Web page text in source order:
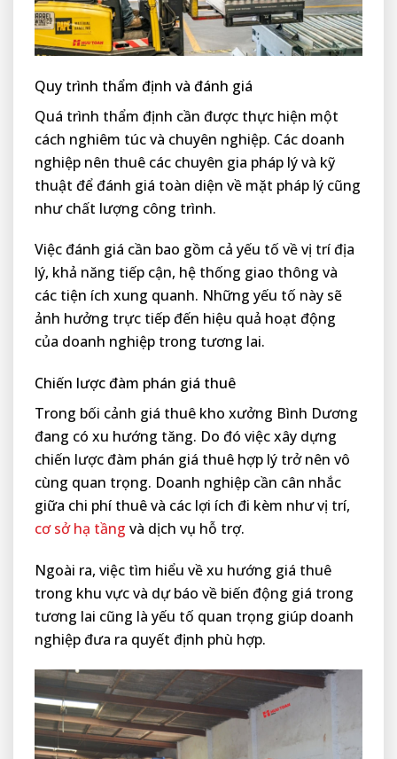
Quy trình thẩm định và đánh giá
Quá trình thẩm định cần được thực hiện một
cách nghiêm túc và chuyên nghiệp. Các doanh
nghiệp nên thuê các chuyên gia pháp lý và kỹ
thuật để đánh giá toàn diện về mặt pháp lý cũng
như chất lượng công trình.
Việc đánh giá cần bao gồm cả yếu tố về vị trí địa
lý, khả năng tiếp cận, hệ thống giao thông và
các tiện ích xung quanh. Những yếu tố này sẽ
ảnh hưởng trực tiếp đến hiệu quả hoạt động
của doanh nghiệp trong tương lai.
Chiến lược đàm phán giá thuê
Trong bối cảnh giá thuê kho xưởng Bình Dương
đang có xu hướng tăng. Do đó việc xây dựng
chiến lược đàm phán giá thuê hợp lý trở nên vô
cùng quan trọng. Doanh nghiệp cần cân nhắc
giữa chi phí thuê và các lợi ích đi kèm như vị trí,
cơ sở hạ tầng và dịch vụ hỗ trợ.
Ngoài ra, việc tìm hiểu về xu hướng giá thuê
trong khu vực và dự báo về biến động giá trong
tương lai cũng là yếu tố quan trọng giúp doanh
nghiệp đưa ra quyết định phù hợp.